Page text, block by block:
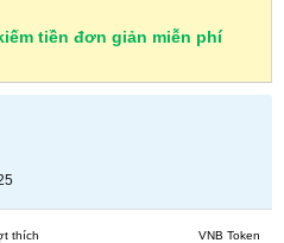
tiền đơn giản miễn phí
thích VNB Token